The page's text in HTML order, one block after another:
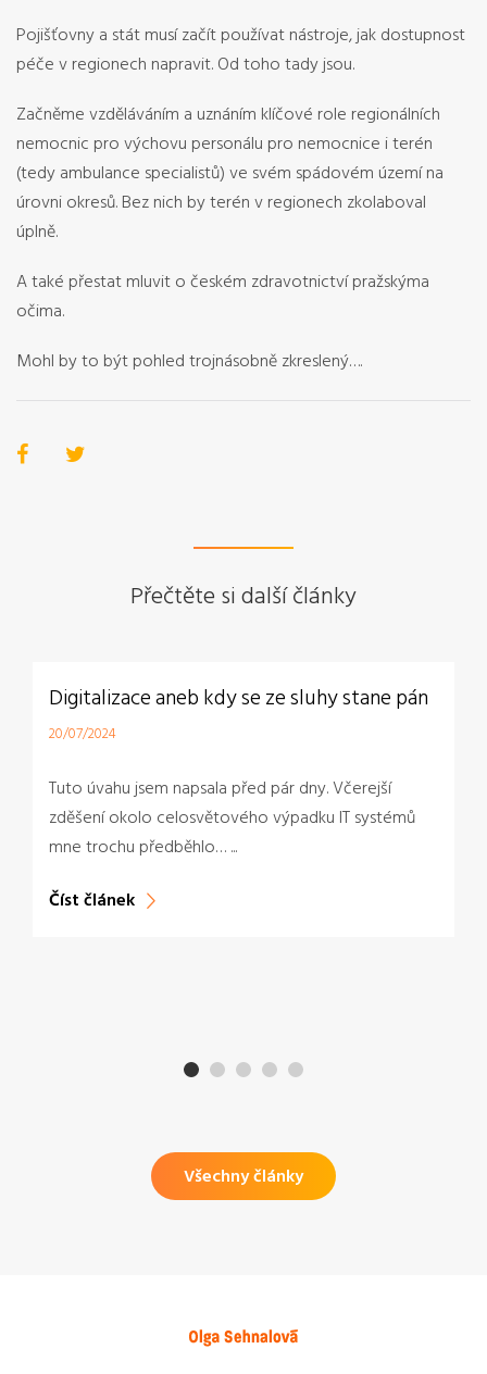
Pojišťovny a stát musí začít používat nástroje, jak dostupnost
péče v regionech napravit. Od toho tady jsou.
Začněme vzděláváním a uznáním klíčové role regionálních
nemocnic pro výchovu personálu pro nemocnice i terén
(tedy ambulance specialistů) ve svém spádovém území na
úrovni okresů. Bez nich by terén v regionech zkolaboval
úplně.
A také přestat mluvit o českém zdravotnictví pražskýma
očima.
Mohl by to být pohled trojnásobně zkreslený….
Přečtěte si další články
Mamograf v KNTB? Absolutní nutnost!
Preventivní vyšetření jsou velmi důležitá,
pro včasný záchyt nádorových bujení. Týká se to
novotvarů prsu. Na preventivní mamografické ...
Číst článek
Všechny články